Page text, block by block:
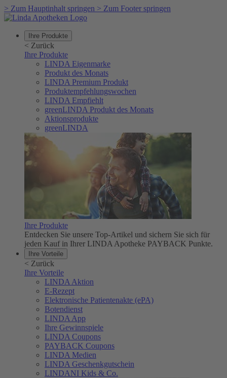
> Zum Hauptinhalt springen > Zum Footer springen
Ihre Produkte
< Zurück
Ihre Produkte
LINDA Eigenmarke
Produkt des Monats
LINDA Premium Produkt
Produktempfehlungswochen
LINDA Empfiehlt
greenLINDA Produkt des Monats
Aktionsprodukte
greenLINDA
Ihre Produkte
Entdecken Sie unsere Top-Artikel und sichern Sie sich für
jeden Kauf in Ihrer LINDA Apotheke PAYBACK Punkte.
Ihre Vorteile
< Zurück
Ihre Vorteile
LINDA Aktion
E-Rezept
Elektronische Patientenakte (ePA)
Botendienst
LINDA App
Ihre Gewinnspiele
LINDA Coupons
PAYBACK Coupons
LINDA Medien
LINDA Geschenkgutschein
LINDANI Kids & Co.